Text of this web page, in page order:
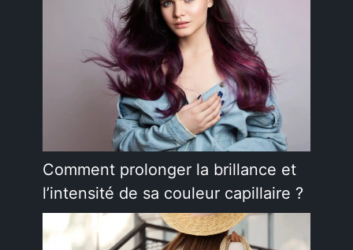
Comment prolonger la brillance et
l’intensité de sa couleur capillaire ?